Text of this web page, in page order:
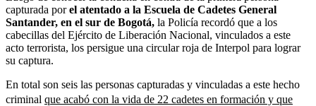
capturada porel atentado a la Escuela de Cadetes General
Santander, en el sur de Bogotá, la Policía recordó que a los
cabecillas del Ejército de Liberación Nacional, vinculados a este
acto terrorista, los persigue una circular roja de Interpol para lograr
su captura.
En total son seis las personas capturadas y vinculadas a este hecho
criminal que acabó con la vida de 22 cadetes en formación y que